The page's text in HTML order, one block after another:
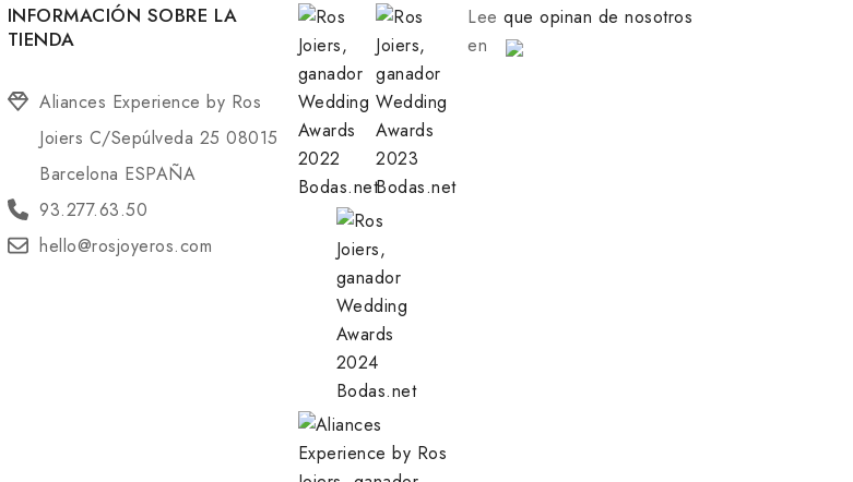
INFORMACIÓN SOBRE LA
TIENDA
Aliances Experience by Ros
Joiers C/Sepúlveda 25 08015
Barcelona ESPAÑA
93.277.63.50
hello@rosjoyeros.com
Leeque opinan de nosotros
en